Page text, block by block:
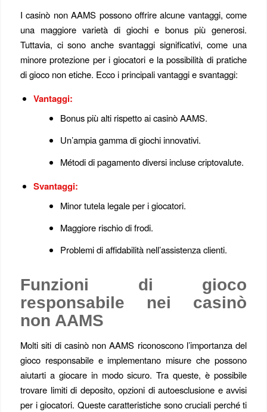
I casinò non AAMS possono offrire alcune vantaggi, come
una maggiore varietà di giochi e bonus più generosi.
Tuttavia, ci sono anche svantaggi significativi, come una
minore protezione per i giocatori e la possibilità di pratiche
di gioco non etiche. Ecco i principali vantaggi e svantaggi:
Vantaggi:
Bonus più alti rispetto ai casinò AAMS.
Un’ampia gamma di giochi innovativi.
Métodi di pagamento diversi incluse criptovalute.
Svantaggi:
Minor tutela legale per i giocatori.
Maggiore rischio di frodi.
Problemi di affidabilità nell’assistenza clienti.
Funzioni di gioco
responsabile nei casinò
non AAMS
Molti siti di casinò non AAMS riconoscono l’importanza del
gioco responsabile e implementano misure che possono
aiutarti a giocare in modo sicuro. Tra queste, è possibile
trovare limiti di deposito, opzioni di autoesclusione e avvisi
per i giocatori. Queste caratteristiche sono cruciali perché ti